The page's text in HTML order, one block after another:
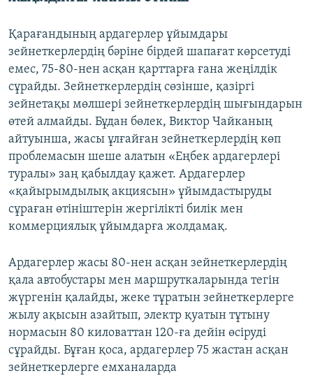
Қарағандының ардагерлер ұйымдары
зейнеткерлердің бәріне бірдей шапағат көрсетуді
емес, 75-80-нен асқан қарттарға ғана жеңілдік
сұрайды. Зейнеткерлердің сөзінше, қазіргі
зейнетақы мөлшері зейнеткерлердің шығындарын
өтей алмайды. Бұдан бөлек, Виктор Чайканың
айтуынша, жасы ұлғайған зейнеткерлердің көп
проблемасын шеше алатын «Еңбек ардагерлері
туралы» заң қабылдау қажет. Ардагерлер
«қайырымдылық акциясын» ұйымдастыруды
сұраған өтініштерін жергілікті билік мен
коммерциялық ұйымдарға жолдамақ.
Ардагерлер жасы 80-нен асқан зейнеткерлердің
қала автобустары мен маршруткаларында тегін
жүргенін қалайды, жеке тұратын зейнеткерлерге
жылу ақысын азайтып, электр қуатын тұтыну
нормасын 80 киловаттан 120-ға дейін өсіруді
сұрайды. Бұған қоса, ардагерлер 75 жастан асқан
зейнеткерлерге емханаларда